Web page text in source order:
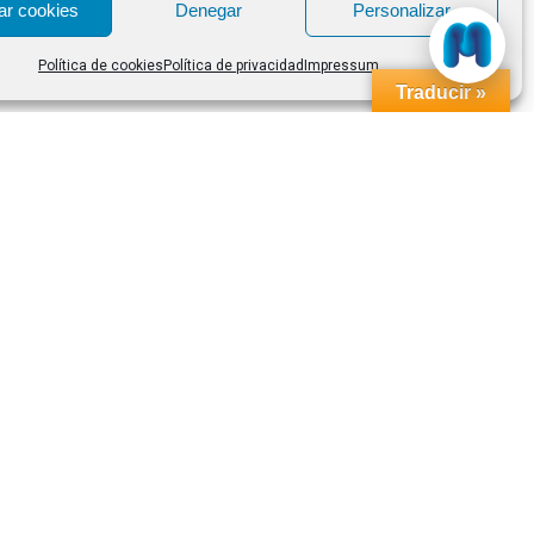
cookies Denegar Personalizar
Política de cookies Política de privacidad Impressum
Traducir »